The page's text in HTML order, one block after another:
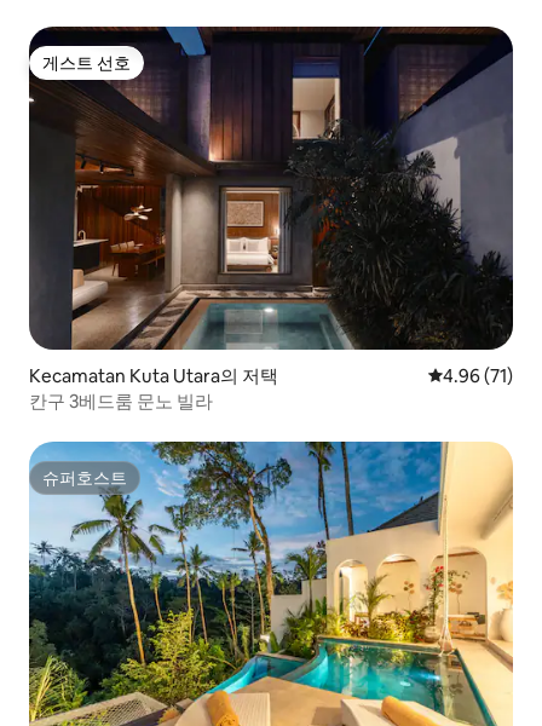
게스트 선호
게스트 선호
Kecamatan Kuta Utara의 저택 평점 4.96점
4.96 (71)
칸구 3베드룸 문노 빌라
슈퍼호스트
슈퍼호스트